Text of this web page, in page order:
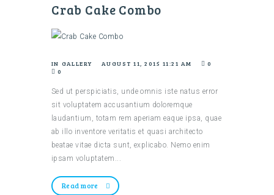
Crab Cake Combo
IN GALLERY AUGUST 11, 2015 11:21 AM
0
0
Sed ut perspiciatis, unde omnis iste natus error
sit voluptatem accusantium doloremque
laudantium, totam rem aperiam eaque ipsa, quae
ab illo inventore veritatis et quasi architecto
beatae vitae dicta sunt, explicabo. Nemo enim
ipsam voluptatem...
Read more